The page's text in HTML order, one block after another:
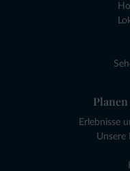
Erlebnisse
Unsere